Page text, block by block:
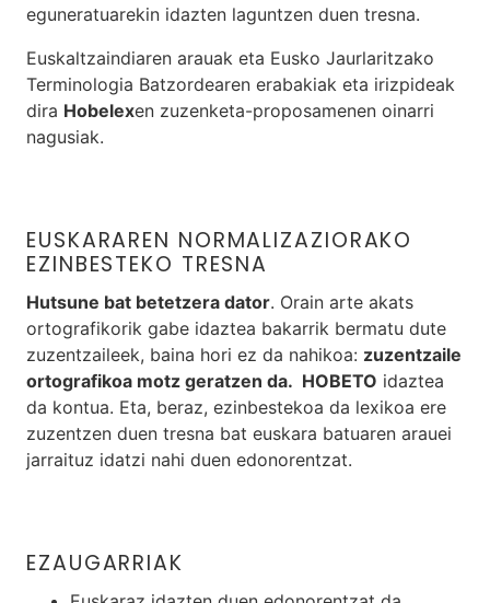
eguneratuarekin idazten laguntzen duen tresna.
Euskaltzaindiaren arauak eta Eusko Jaurlaritzako
Terminologia Batzordearen erabakiak eta irizpideak
dira Hobelexen zuzenketa-proposamenen oinarri
nagusiak.
EUSKARAREN NORMALIZAZIORAKO
EZINBESTEKO TRESNA
Hutsune bat betetzera dator. Orain arte akats
ortografikorik gabe idaztea bakarrik bermatu dute
zuzentzaileek, baina hori ez da nahikoa: zuzentzaile
ortografikoa motz geratzen da. HOBETO idaztea
da kontua. Eta, beraz, ezinbestekoa da lexikoa ere
zuzentzen duen tresna bat euskara batuaren arauei
jarraituz idatzi nahi duen edonorentzat.
EZAUGARRIAK